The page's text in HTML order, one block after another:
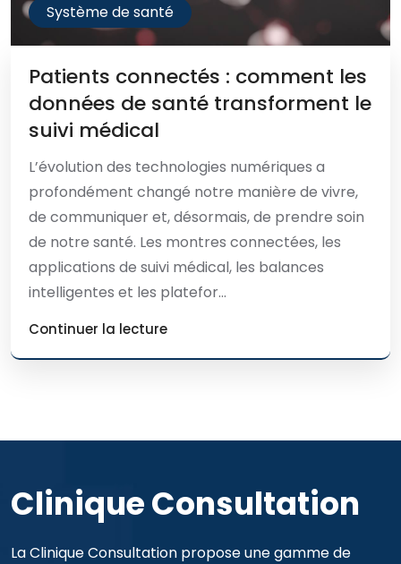
Système de santé
Patients connectés : comment les
données de santé transforment le
suivi médical
L’évolution des technologies numériques a
profondément changé notre manière de vivre,
de communiquer et, désormais, de prendre soin
de notre santé. Les montres connectées, les
applications de suivi médical, les balances
intelligentes et les platefor...
Continuer la lecture
Clinique Consultation
La Clinique Consultation propose une gamme de